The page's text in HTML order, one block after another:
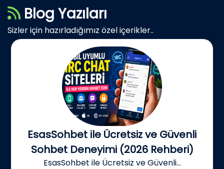
Blog Yazıları
Sizler için hazırladığımız özel içerikler..
EsasSohbet ile Ücretsiz ve Güvenli
Sohbet Deneyimi (2026 Rehberi)
EsasSohbet ile Ücretsiz ve Güvenli...